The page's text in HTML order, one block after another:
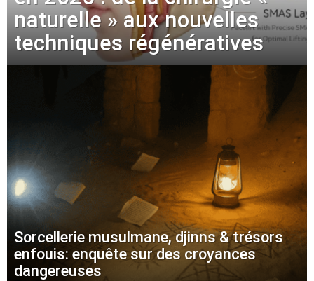
naturelle » aux nouvelles
techniques régénératives
Sorcellerie musulmane, djinns & trésors
enfouis: enquête sur des croyances
dangereuses